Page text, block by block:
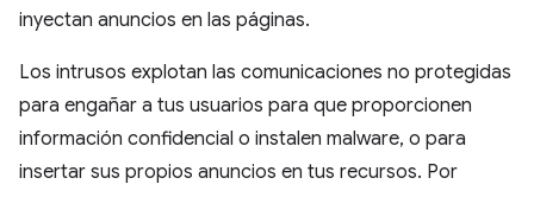
inyectan anuncios en las páginas.
Los intrusos explotan las comunicaciones no protegidas
para engañar a tus usuarios para que proporcionen
información confidencial o instalen malware, o para
insertar sus propios anuncios en tus recursos. Por